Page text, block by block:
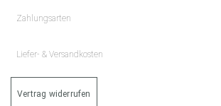
Zahlungsarten
Liefer- & Versandkosten
Vertrag widerrufen